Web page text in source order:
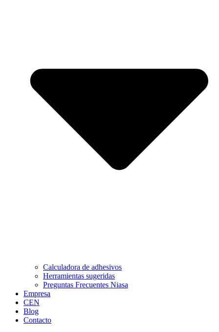
Calculadora de adhesivos
Herramientas sugeridas
Preguntas Frecuentes Niasa
Empresa
CEN
Blog
Contacto